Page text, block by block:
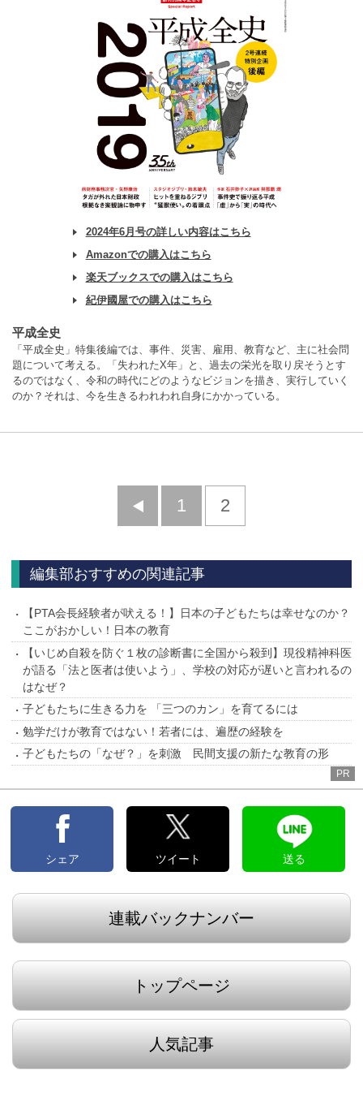
2024年6月号の詳しい内容はこちら
Amazonでの購入はこちら
楽天ブックスでの購入はこちら
紀伊國屋での購入はこちら
平成全史
「平成全史」特集後編では、事件、災害、雇用、教育など、主に社会問
題について考える。「失われたX年」と、過去の栄光を取り戻そうとす
るのではなく、令和の時代にどのようなビジョンを描き、実行していく
のか？それは、今を生きるわれわれ自身にかかっている。
前
1 2
編集部おすすめの関連記事
【PTA会長経験者が吠える！】日本の子どもたちは幸せなのか？
ここがおかしい！日本の教育
【いじめ自殺を防ぐ１枚の診断書に全国から殺到】現役精神科医
が語る「法と医者は使いよう」、学校の対応が遅いと言われるの
はなぜ？
子どもたちに生きる力を 「三つのカン」を育てるには
勉学だけが教育ではない！若者には、遍歴の経験を
子どもたちの「なぜ？」を刺激 民間支援の新たな教育の形
PR
シェア ツイート 送る
連載バックナンバー
トップページ
人気記事